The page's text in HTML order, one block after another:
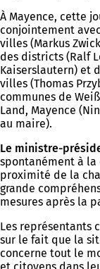
À Mayence, cette
conjointement
villes (Markus
des districts (Ralf
Kaiserslautern) et
villes (Thomas
communes de
Land, Mayence
au maire).
Le ministre-
spontanément à la
proximité de la
grande
mesures après la
Les représentants
sur le fait que la
concerne tout le